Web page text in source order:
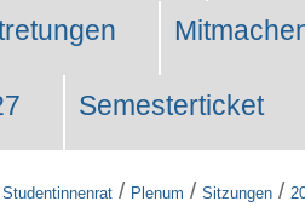
Semesterticket
Studentinnenrat / Plenum / Sitzungen /